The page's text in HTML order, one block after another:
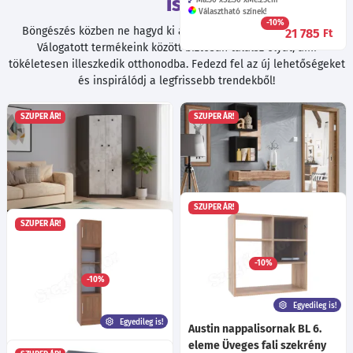
Választható színek!
-10%
21 785 Ft
Böngészés közben ne hagyd ki a további kiváló ajánlatainkat!
Válogatott termékeink között biztosan találsz olyat, ami
tökéletesen illeszkedik otthonodba. Fedezd fel az új lehetőségeket
és inspirálódj a legfrissebb trendekből!
SZUPER ÁR!
Tim 4 sarokszekrény -
Grafit/enigma
Mé:92
-10%
116 105
SZUPER ÁR!
Izzi TYP 06 szekrény
-10%
29 165
SZUPER ÁR!
Egyedileg is!
Austin nappalisornak BL 6.
eleme Üveges fali szekrény
SZUPER ÁR!
Egyedileg is!
Viktória szekrénysor 4. elem: